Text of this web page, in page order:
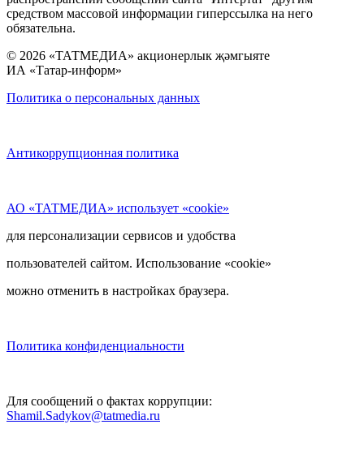
средством массовой информации гиперссылка на него
обязательна.
© 2026 «ТАТМЕДИА» акционерлык җәмгыяте
ИА «Татар-информ»
Политика о персональных данных
Антикоррупционная политика
АО «ТАТМЕДИА» использует «cookie»
для персонализации сервисов и удобства
пользователей сайтом. Использование «cookie»
можно отменить в настройках браузера.
Политика конфиденциальности
Для сообщений о фактах коррупции:
Shamil.Sadykov@tatmedia.ru